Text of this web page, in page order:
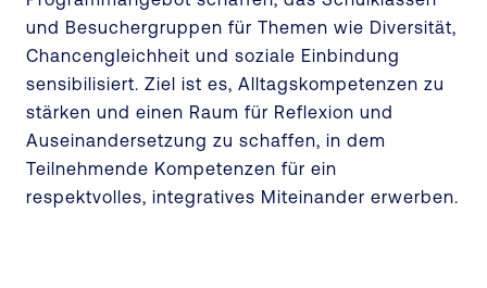
und Besuchergruppen für Themen wie Diversität,
Chancengleichheit und soziale Einbindung
sensibilisiert. Ziel ist es, Alltagskompetenzen zu
stärken und einen Raum für Reflexion und
Auseinandersetzung zu schaffen, in dem
Teilnehmende Kompetenzen für ein
respektvolles, integratives Miteinander erwerben.